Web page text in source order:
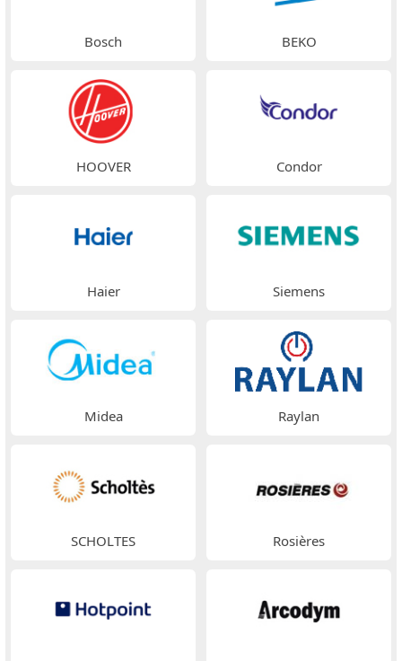
Bosch BEKO
HOOVER Condor
Haier Siemens
Midea Raylan
SCHOLTES Rosières